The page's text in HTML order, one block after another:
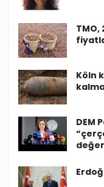
TMO,
Köln
DEM